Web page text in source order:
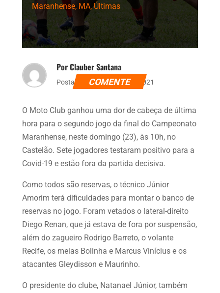
Maranhense, MA,Últimas
Por Clauber Santana
Postado dia 21 de maio de 2021
COMENTE
O Moto Club ganhou uma dor de cabeça de última
hora para o segundo jogo da final do Campeonato
Maranhense, neste domingo (23), às 10h, no
Castelão. Sete jogadores testaram positivo para a
Covid-19 e estão fora da partida decisiva.
Como todos são reservas, o técnico Júnior
Amorim terá dificuldades para montar o banco de
reservas no jogo. Foram vetados o lateral-direito
Diego Renan, que já estava de fora por suspensão,
além do zagueiro Rodrigo Barreto, o volante
Recife, os meias Bolinha e Marcus Vinícius e os
atacantes Gleydisson e Maurinho.
O presidente do clube, Natanael Júnior, também